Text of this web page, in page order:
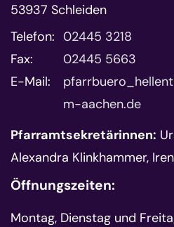
53937 Schleiden
Telefon: 02445 3218
Fax:
02445 5663
E-Mail:
m-aachen.de
Pfarramtsekretärinnen:
Alexandra Klinkhammer,
Öffnungszeiten:
Montag, Dienstag und